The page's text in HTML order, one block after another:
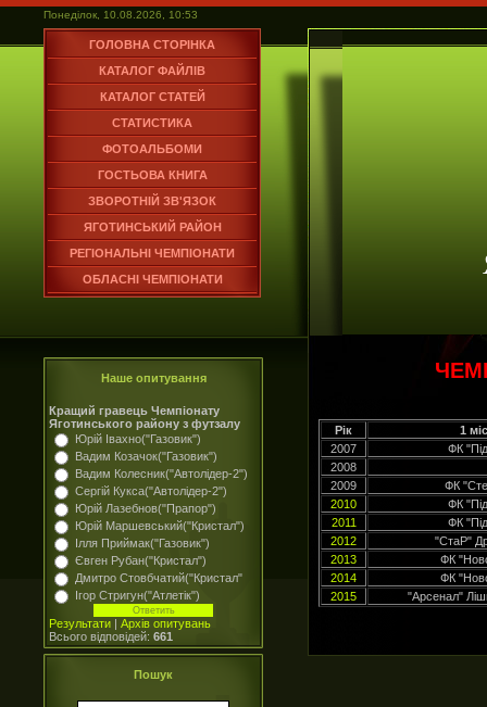
Понеділок, 10.08.2026, 10:53
ГОЛОВНА СТОРІНКА
КАТАЛОГ ФАЙЛІВ
КАТАЛОГ СТАТЕЙ
СТАТИСТИКА
ФОТОАЛЬБОМИ
ГОСТЬОВА КНИГА
ЗВОРОТНІЙ ЗВ'ЯЗОК
ЯГОТИНСЬКИЙ РАЙОН
РЕГІОНАЛЬНІ ЧЕМПІОНАТИ
ОБЛАСНІ ЧЕМПІОНАТИ
Наше опитування
Кращий гравець Чемпіонату
Яготинського району з футзалу
Юрій Івахно("Газовик")
Вадим Козачок("Газовик")
Вадим Колесник("Автолідер-2")
Сергій Кукса("Автолідер-2")
Юрій Лазебнов("Прапор")
Юрій Маршевський("Кристал")
Ілля Приймак("Газовик")
Євген Рубан("Кристал")
Дмитро Стовбчатий("Кристал"
Ігор Стригун("Атлетік")
Результати | Архів опитувань
Всього відповідей: 661
Пошук
Рік
1
2007
ФК
2008
2009
ФК
2010
ФК
2011
ФК
2012
"СтаР"
2013
ФК
2014
ФК
2015
"Арсенал"